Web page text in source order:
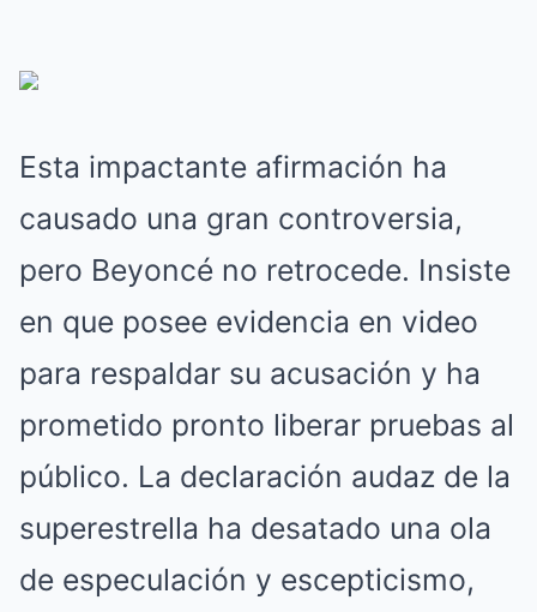
Esta impactante afirmación ha
causado una gran controversia,
pero Beyoncé no retrocede. Insiste
en que posee evidencia en video
para respaldar su acusación y ha
prometido pronto liberar pruebas al
público. La declaración audaz de la
superestrella ha desatado una ola
de especulación y escepticismo,